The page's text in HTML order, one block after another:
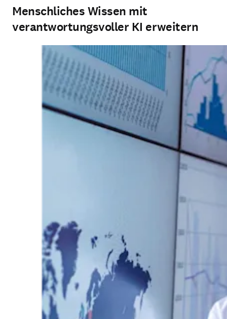
Menschliches Wissen mit
verantwortungsvoller KI erweitern